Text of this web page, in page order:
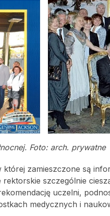
Foto: arch. prywatne
której zamieszczone są
szczególnie
uczelni,
medycznych i